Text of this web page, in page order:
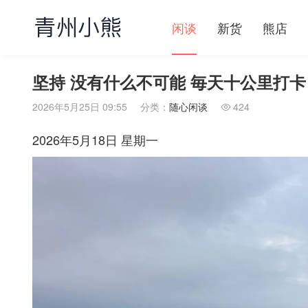
闲谈 新货 熊店
坚持 没有什么不可能 毎天十公里打
2026年5月25日 09:55 分类： 随心闲谈  424
2026年5月18日 星期一